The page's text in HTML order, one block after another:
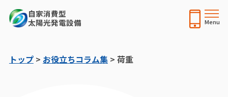
自家消費型
太陽光発電設備
トップ> お役立ちコラム集> 荷重